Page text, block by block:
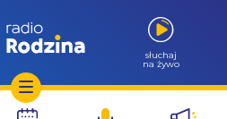
słuchaj
na żywo